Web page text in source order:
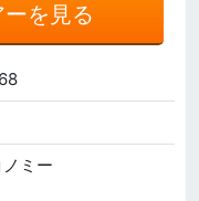
ーを見る
ミー